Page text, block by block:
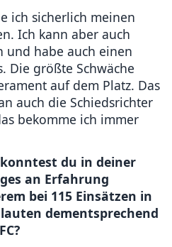
ich sicherlich meinen
Ich kann aber auch
und habe auch einen
Die größte Schwäche
auf dem Platz. Das
auch die Schiedsrichter
bekomme ich immer
du in deiner
an Erfahrung
bei 115 Einsätzen in
dementsprechend